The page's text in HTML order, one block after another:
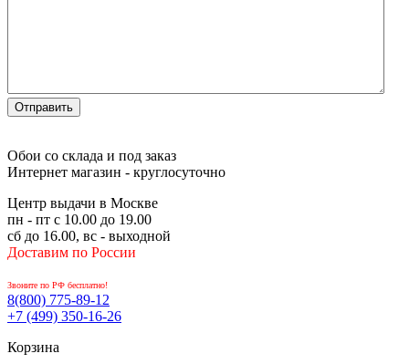
Обои со склада и под заказ
Интернет магазин - круглосуточно
Центр выдачи в Москве
пн - пт с 10.00 до 19.00
сб до 16.00, вс - выходной
Доставим по России
Звоните по РФ бесплатно!
8(800) 775-89-12
+7 (499) 350-16-26
Корзина